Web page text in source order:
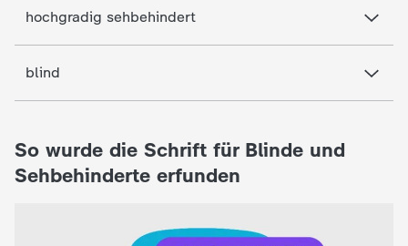
Z
D
hochgradig sehbehindert
blind
So wurde die Schrift für Blinde und
Sehbehinderte erfunden